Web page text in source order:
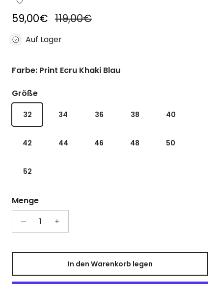
Reduzierter Preis
59,00€ Regulärer Preis
119,00€
Auf Lager
Farbe: Print Ecru Khaki Blau
Größe
32 34 36 38 40
42 44 46 48 50
52
Menge
In den Warenkorb legen